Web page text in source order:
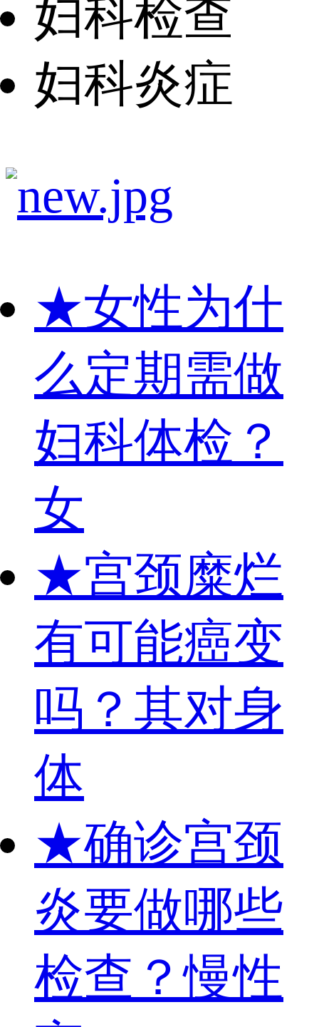
妇科检查
妇科炎症
★女性为什
么定期需做
妇科体检？
女
★宫颈糜烂
有可能癌变
吗？其对身
体
★确诊宫颈
炎要做哪些
检查？慢性